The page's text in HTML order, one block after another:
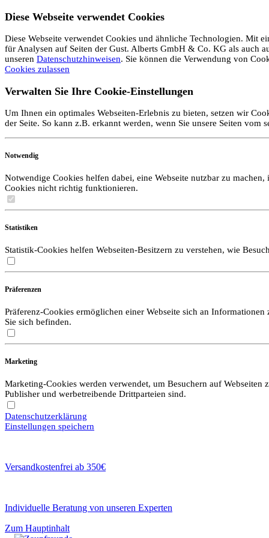
Diese Webseite verwendet Cookies
Diese Webseite verwendet Cookies und ähnliche Technologien. Mit
für Analysen auf Seiten der Gust. Alberts GmbH & Co. KG als auch
unseren Datenschutzhinweisen. Sie können die Verwendung von
Cookies zulassen
Verwalten Sie Ihre Cookie-Einstellungen
Um Ihnen ein optimales Webseiten-Erlebnis zu bieten, setzen wir
der Seite. So kann z.B. erkannt werden, wenn Sie unsere Seiten
Notwendig
Notwendige Cookies helfen dabei, eine Webseite nutzbar zu
Cookies nicht richtig funktionieren.
Statistiken
Statistik-Cookies helfen Webseiten-Besitzern zu verstehen, wie
Präferenzen
Präferenz-Cookies ermöglichen einer Webseite sich an
Sie sich befinden.
Marketing
Marketing-Cookies werden verwendet, um Besuchern auf
Publisher und werbetreibende Drittparteien sind.
Datenschutzerklärung
Einstellungen speichern
Versandkostenfrei ab 350€
Individuelle Beratung von unseren Experten
Zum Hauptinhalt